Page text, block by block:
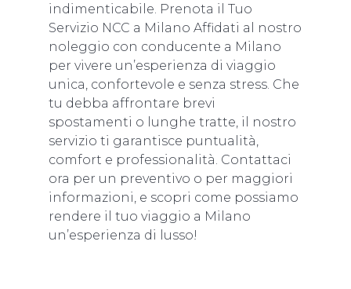
indimenticabile. Prenota il Tuo
Servizio NCC a Milano Affidati al nostro
noleggio con conducente a Milano
per vivere un’esperienza di viaggio
unica, confortevole e senza stress. Che
tu debba affrontare brevi
spostamenti o lunghe tratte, il nostro
servizio ti garantisce puntualità,
comfort e professionalità. Contattaci
ora per un preventivo o per maggiori
informazioni, e scopri come possiamo
rendere il tuo viaggio a Milano
un’esperienza di lusso!